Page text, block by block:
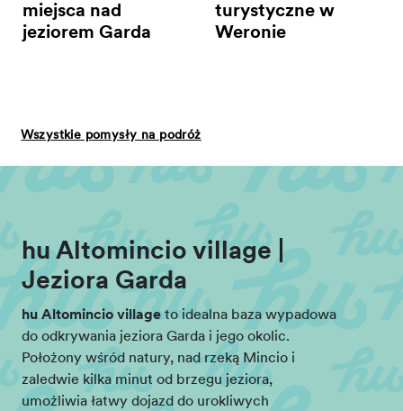
miejsca nad
jeziorem Garda
turystyczne w
Weronie
Wszystkie pomysły na podróż
hu Altomincio village |
Jeziora Garda
hu Altomincio village to idealna baza wypadowa
do odkrywania jeziora Garda i jego okolic.
Położony wśród natury, nad rzeką Mincio i
zaledwie kilka minut od brzegu jeziora,
umożliwia łatwy dojazd do urokliwych